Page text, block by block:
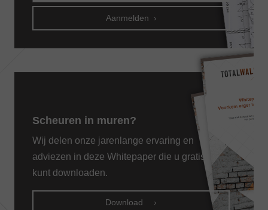
Aanmelden
Scheuren in muren?
Wij delen onze jarenlange ervaring en
adviezen in deze Whitepaper die u gratis
kunt downloaden.
Download